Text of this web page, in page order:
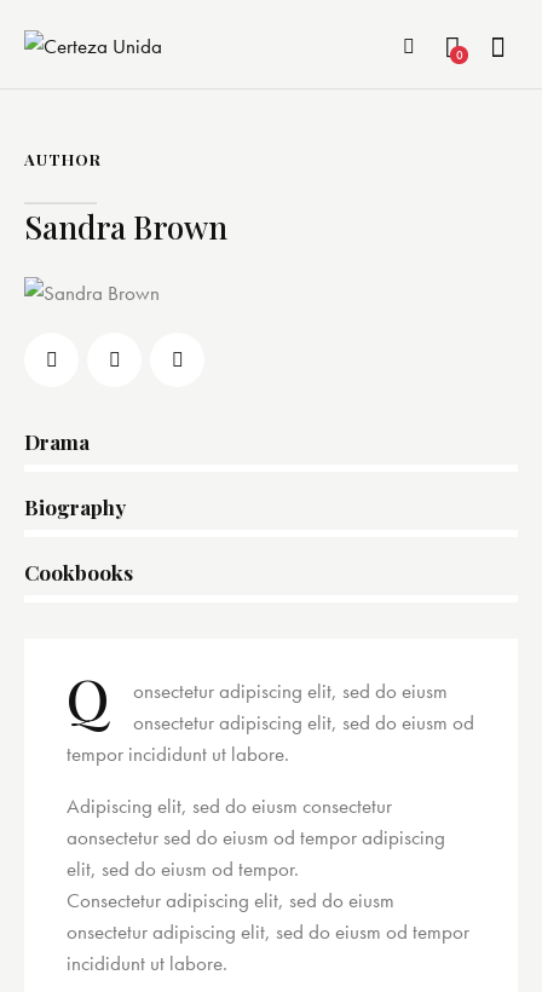
0
AUTHOR
Sandra Brown
Drama
Biography
Cookbooks
Q
onsectetur adipiscing elit, sed do eiusm
onsectetur adipiscing elit, sed do eiusm od
tempor incididunt ut labore.
Adipiscing elit, sed do eiusm consectetur
aonsectetur sed do eiusm od tempor adipiscing
elit, sed do eiusm od tempor.
Consectetur adipiscing elit, sed do eiusm
onsectetur adipiscing elit, sed do eiusm od tempor
incididunt ut labore.